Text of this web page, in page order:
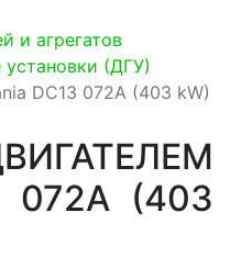
и агрегатов
(ДГУ)
DC13 072A (403 kW)
072A (403